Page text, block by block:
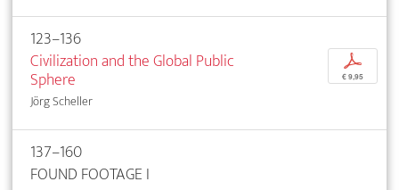
123–136
Civilization and the Global Public
Sphere
Jörg Scheller
p
€ 9,95
137–160
FOUND FOOTAGE I